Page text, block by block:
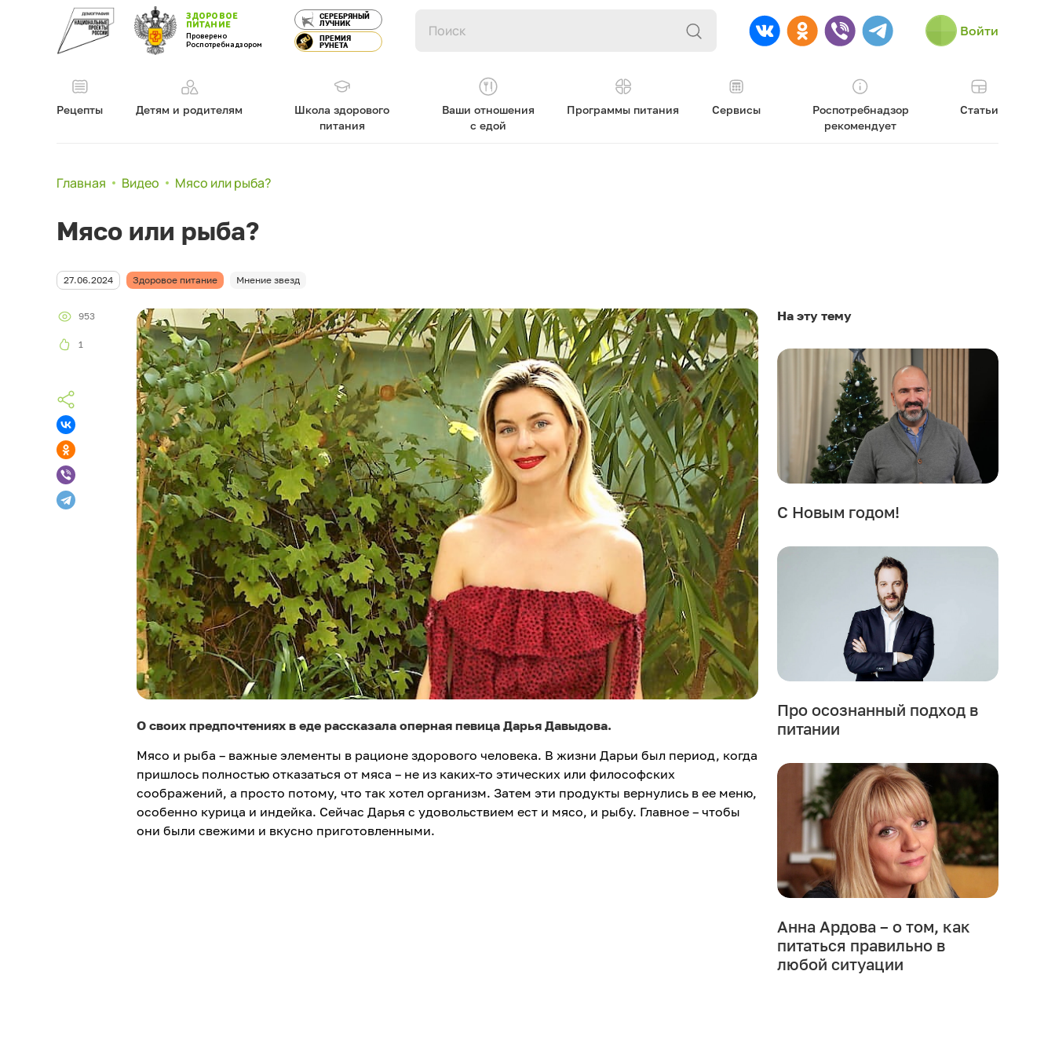
ЗДОРОВОЕ
ПИТАНИЕ
Проверено
Роспотребнадзором
СЕРЕБРЯНЫЙ
ЛУЧНИК
ПРЕМИЯ
РУНЕТА
Войти
Рецепты Детям и родителям
Школа здорового
питания
Ваши отношения
с едой
Программы питания Сервисы
Роспотребнадзор
рекомендует
Статьи
Главная Видео Мясо или рыба?
Мясо или рыба?
27.06.2024 Здоровое питание Мнение звезд
953
1
О своих предпочтениях в еде рассказала оперная певица Дарья Давыдова.
Мясо и рыба – важные элементы в рационе здорового человека. В жизни Дарьи был период, когда
пришлось полностью отказаться от мяса – не из каких-то этических или философских
соображений, а просто потому, что так хотел организм. Затем эти продукты вернулись в ее меню,
особенно курица и индейка. Сейчас Дарья с удовольствием ест и мясо, и рыбу. Главное – чтобы
они были свежими и вкусно приготовленными.
На эту тему
С Новым годом!
Про осознанный подход в
питании
Анна Ардова – о том, как
питаться правильно в
любой ситуации